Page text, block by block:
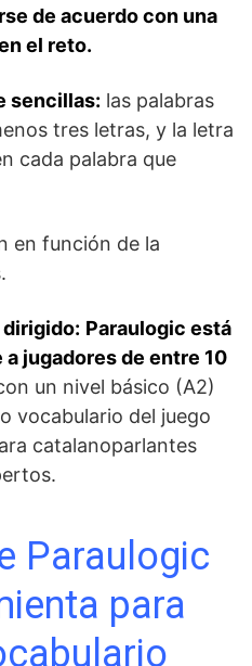
de acuerdo con una
el reto.
sencillas: las palabras
tres letras, y la letra
cada palabra que
en función de la
dirigido: Paraulogic está
jugadores de entre 10
un nivel básico (A2)
vocabulario del juego
catalanoparlantes
Paraulogic
para